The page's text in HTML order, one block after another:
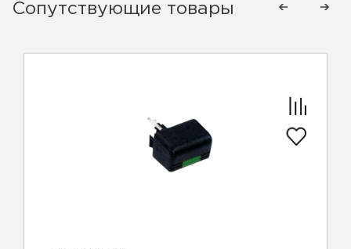
Сопутствующие товары